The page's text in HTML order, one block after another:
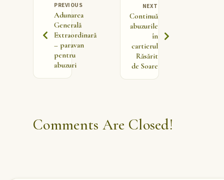
PREVIOUS
Adunarea
Generală
Extraordinară
– paravan
pentru
abuzuri
NEXT
Continuă
abuzurile
în
cartierul
Răsărit
de Soare
Comments Are Closed!